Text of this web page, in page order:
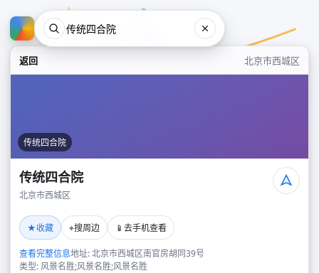
返回 北京市西城区
传统四合院
传统四合院
北京市西城区
★收藏 ⌖搜周边 📱 去手机查看
查看完整信息地址: 北京市西城区南官房胡同39号
类型: 风景名胜;风景名胜;风景名胜